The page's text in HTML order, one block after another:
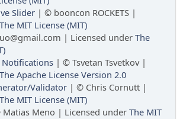
Slider | © booncon ROCKETS |
The MIT License (MIT)
| Licensed under The
Notifications | © Tsvetan Tsvetkov |
The Apache License Version 2.0
Validator | © Chris Cornutt |
The MIT License (MIT)
Meno | Licensed under The MIT